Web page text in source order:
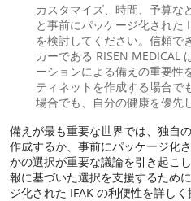
カスタマイズ、時間、予算な
と事前にパッケージ化された
を検討してください。信頼で
カーである RISEN MEDICAL
ーションによる備えの重要性
ティネットを作成する場合で
場合でも、自分の健康を優先
備えが最も重要な世界では、独自
作成するか、事前にパッケージ化
かの選択が重要な議論を引き起こ
報に基づいた選択を支援するため
ジ化された IFAK の利便性を詳しく